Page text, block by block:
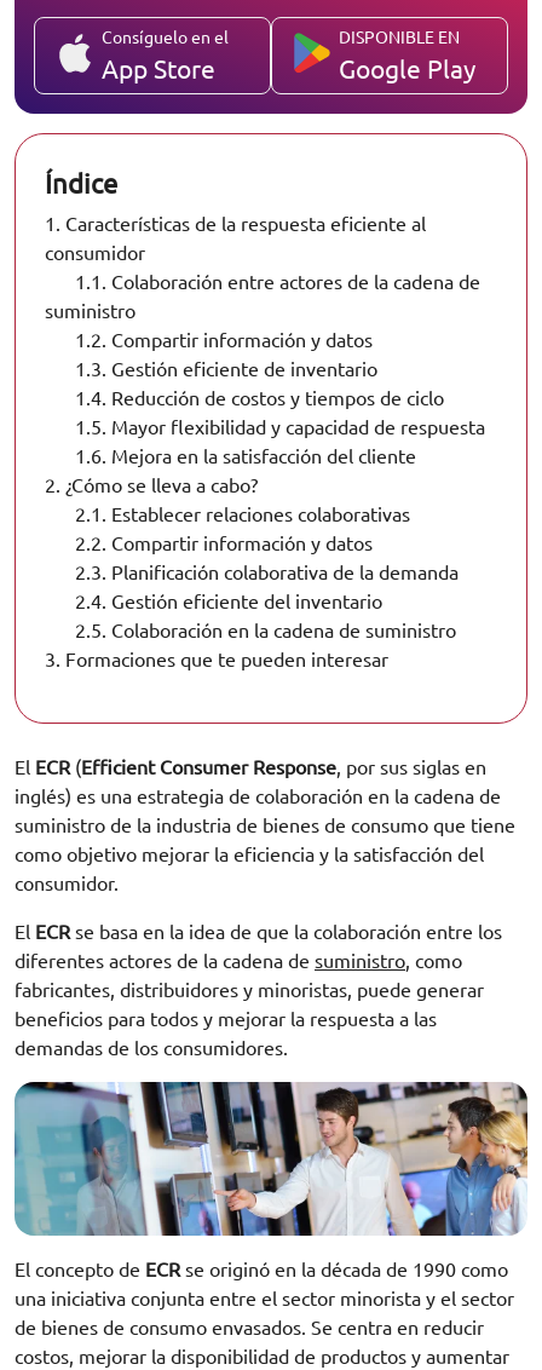
Consíguelo en el
App Store
DISPONIBLE EN
Google Play
Índice
1. Características de la respuesta eficiente al
consumidor
1.1. Colaboración entre actores de la cadena de
suministro
1.2. Compartir información y datos
1.3. Gestión eficiente de inventario
1.4. Reducción de costos y tiempos de ciclo
1.5. Mayor flexibilidad y capacidad de respuesta
1.6. Mejora en la satisfacción del cliente
2. ¿Cómo se lleva a cabo?
2.1. Establecer relaciones colaborativas
2.2. Compartir información y datos
2.3. Planificación colaborativa de la demanda
2.4. Gestión eficiente del inventario
2.5. Colaboración en la cadena de suministro
3. Formaciones que te pueden interesar
El ECR (Efficient Consumer Response, por sus siglas en
inglés) es una estrategia de colaboración en la cadena de
suministro de la industria de bienes de consumo que tiene
como objetivo mejorar la eficiencia y la satisfacción del
consumidor.
El ECR se basa en la idea de que la colaboración entre los
diferentes actores de la cadena de suministro, como
fabricantes, distribuidores y minoristas, puede generar
beneficios para todos y mejorar la respuesta a las
demandas de los consumidores.
El concepto de ECR se originó en la década de 1990 como
una iniciativa conjunta entre el sector minorista y el sector
de bienes de consumo envasados. Se centra en reducir
costos, mejorar la disponibilidad de productos y aumentar